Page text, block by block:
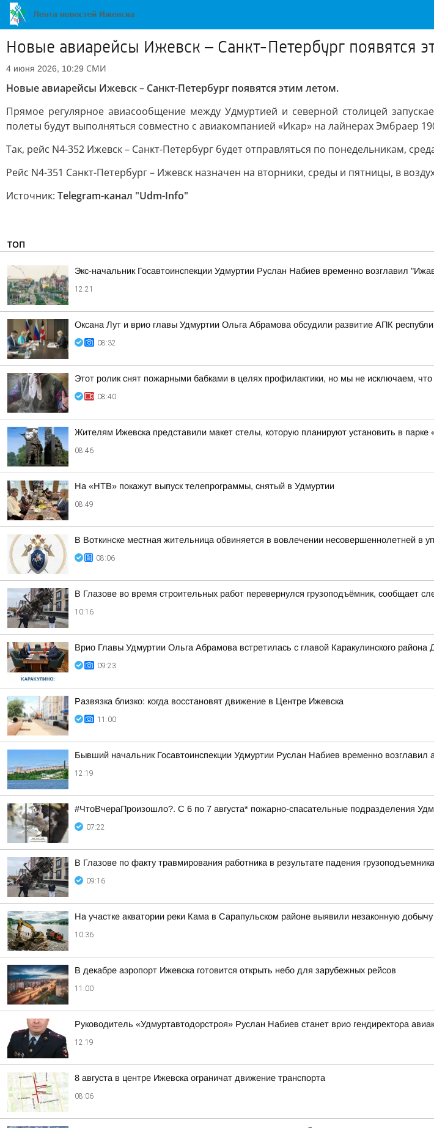
Новые авиарейсы Ижевск – Санкт-Петербург появятся
4 июня 2026, 10:29 СМИ
Новые авиарейсы Ижевск – Санкт-Петербург появятся этим летом.
Прямое регулярное авиасообщение между Удмуртией и северной столицей
полеты будут выполняться совместно с авиакомпанией «Икар» на лайнерах Эмбраер
Так, рейс N4-352 Ижевск – Санкт-Петербург будет отправляться по понедельникам,
Рейс N4-351 Санкт-Петербург – Ижевск назначен на вторники, среды и пятницы, в
Источник: Telegram-канал "Udm-Info"
ТОП
Экс-начальник Госавтоинспекции Удмуртии Руслан Набиев временно возглавил
12:21
Оксана Лут и врио главы Удмуртии Ольга Абрамова обсудили развитие АПК
08:32
Этот ролик снят пожарными бабками в целях профилактики, но мы не исключаем,
08:40
Жителям Ижевска представили макет стелы, которую планируют установить в парке
08:46
На «НТВ» покажут выпуск телепрограммы, снятый в Удмуртии
08:49
В Воткинске местная жительница обвиняется в вовлечении несовершеннолетней в
08:06
В Глазове во время строительных работ перевернулся грузоподъёмник, сообщает
10:16
Врио Главы Удмуртии Ольга Абрамова встретилась с главой Каракулинского
09:23
Развязка близко: когда восстановят движение в Центре Ижевска
11:00
Бывший начальник Госавтоинспекции Удмуртии Руслан Набиев временно
12:19
#ЧтоВчераПроизошло?. С 6 по 7 августа* пожарно-спасательные подразделения
07:22
В Глазове по факту травмирования работника в результате падения
09:16
На участке акватории реки Кама в Сарапульском районе выявили незаконную
10:36
В декабре аэропорт Ижевска готовится открыть небо для зарубежных рейсов
11:00
Руководитель «Удмуртавтодорстроя» Руслан Набиев станет врио гендиректора
12:19
8 августа в центре Ижевска ограничат движение транспорта
08:06